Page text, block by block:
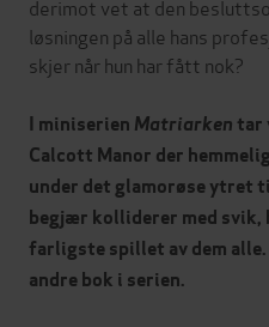
derimot vet at den
løsningen på alle hans
skjer når hun har fått nok?
I miniserien Matriarken tar
Calcott Manor der
under det glamorøse ytret
begjær kolliderer med
farligste spillet av dem alle.
andre bok i serien.